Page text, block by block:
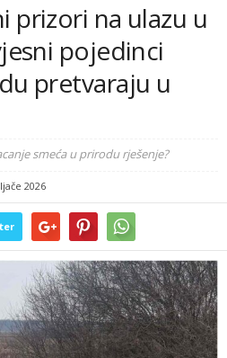
prizori na ulazu u
pojedinci
pretvaraju u
smeća u prirodu rješenje?
2026